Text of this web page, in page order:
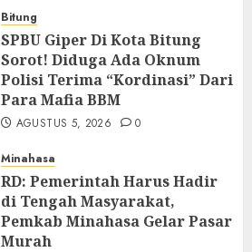
Bitung
SPBU Giper Di Kota Bitung
Sorot! Diduga Ada Oknum
Polisi Terima “Kordinasi” Dari
Para Mafia BBM
AGUSTUS 5, 2026 0
Minahasa
RD: Pemerintah Harus Hadir
di Tengah Masyarakat,
Pemkab Minahasa Gelar Pasar
Murah